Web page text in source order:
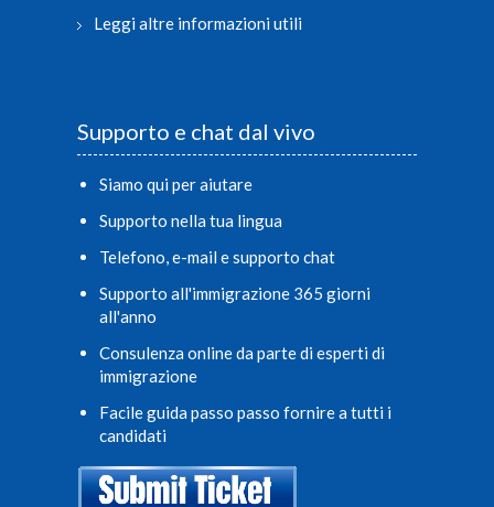
Leggi altre informazioni utili
Supporto e chat dal vivo
Siamo qui per aiutare
Supporto nella tua lingua
Telefono, e-mail e supporto chat
Supporto all'immigrazione 365 giorni
all'anno
Consulenza online da parte di esperti di
immigrazione
Facile guida passo passo fornire a tutti i
candidati